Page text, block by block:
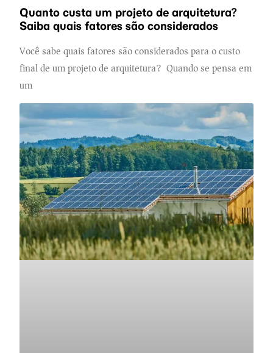
Quanto custa um projeto de arquitetura?
Saiba quais fatores são considerados
Você sabe quais fatores são considerados para o custo
final de um projeto de arquitetura? Quando se pensa em
um